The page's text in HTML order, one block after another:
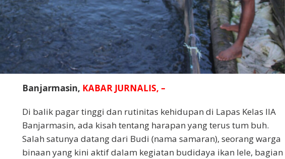
Banjarmasin, KABAR JURNALIS, –
Di balik pagar tinggi dan rutinitas kehidupan di Lapas Kelas IIA
Banjarmasin, ada kisah tentang harapan yang terus tum buh.
Salah satunya datang dari Budi (nama samaran), seorang warga
binaan yang kini aktif dalam kegiatan budidaya ikan lele, bagian